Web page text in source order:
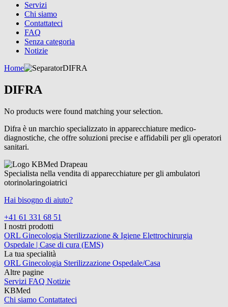
Servizi
Chi siamo
Contattateci
FAQ
Senza categoria
Notizie
Home
DIFRA
DIFRA
No products were found matching your selection.
Difra è un marchio specializzato in apparecchiature medico-
diagnostiche, che offre soluzioni precise e affidabili per gli operatori
sanitari.
Specialista nella vendita di apparecchiature per gli ambulatori
otorinolaringoiatrici
Hai bisogno di aiuto?
+41 61 331 68 51
I nostri prodotti
ORL Ginecologia Sterilizzazione & Igiene Elettrochirurgia
Ospedale | Case di cura (EMS)
La tua specialità
ORL Ginecologia Sterilizzazione Ospedale/Casa
Altre pagine
Servizi FAQ Notizie
KBMed
Chi siamo Contattateci